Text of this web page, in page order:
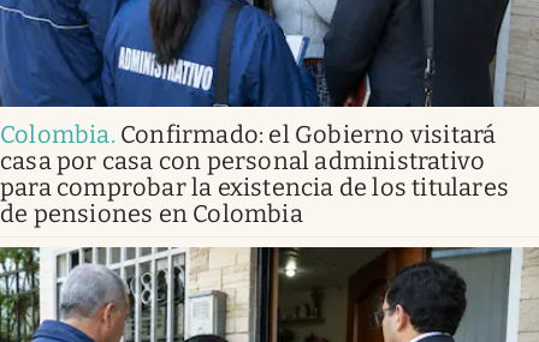
Colombia. Confirmado: el Gobierno visitará
casa por casa con personal administrativo
para comprobar la existencia de los titulares
de pensiones en Colombia